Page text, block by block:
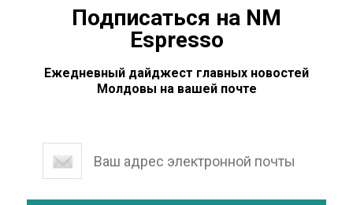
Подписаться на NM
Espresso
Ежедневный дайджест главных новостей
Молдовы на вашей почте